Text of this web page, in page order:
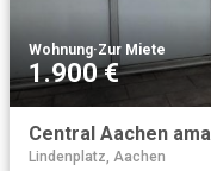
Wohnung·Zur Miete
1.900 €
Central Aachen
Lindenplatz, Aachen